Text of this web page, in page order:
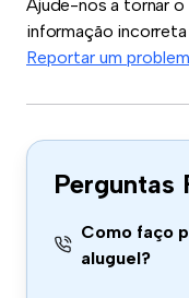
Ajude-nos a tornar
informação
Reportar um
Perguntas
Como faço
aluguel?